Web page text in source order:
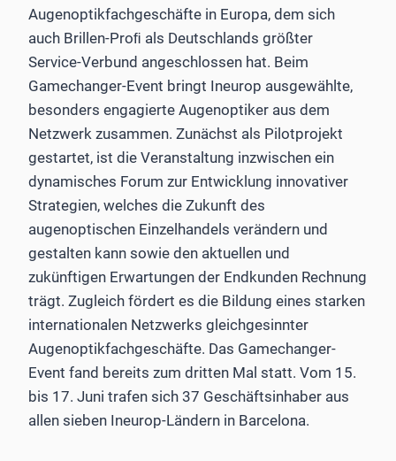
Augenoptikfachgeschäfte in Europa, dem sich
auch Brillen-Proﬁ als Deutschlands größter
Service-Verbund angeschlossen hat. Beim
Gamechanger-Event bringt Ineurop ausgewählte,
besonders engagierte Augenoptiker aus dem
Netzwerk zusammen. Zunächst als Pilotprojekt
gestartet, ist die Veranstaltung inzwischen ein
dynamisches Forum zur Entwicklung innovativer
Strategien, welches die Zukunft des
augenoptischen Einzelhandels verändern und
gestalten kann sowie den aktuellen und
zukünftigen Erwartungen der Endkunden Rechnung
trägt. Zugleich fördert es die Bildung eines starken
internationalen Netzwerks gleichgesinnter
Augenoptikfachgeschäfte. Das Gamechanger-
Event fand bereits zum dritten Mal statt. Vom 15.
bis 17. Juni trafen sich 37 Geschäftsinhaber aus
allen sieben Ineurop-Ländern in Barcelona.